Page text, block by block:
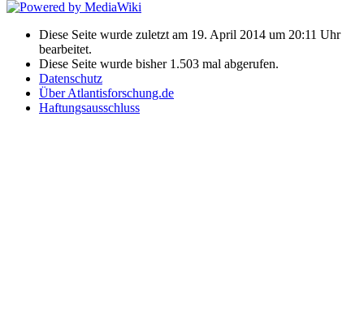
Diese Seite wurde zuletzt am 19. April 2014 um 20:11 Uhr
bearbeitet.
Diese Seite wurde bisher 1.503 mal abgerufen.
Datenschutz
Über Atlantisforschung.de
Haftungsausschluss